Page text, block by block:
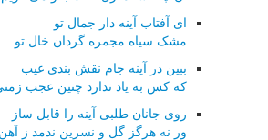
ای آفتاب آینه دار جمال تو
مشک سیاه مجمره گردان خال تو
ببین در آینه جام نقش بندی غیب
که کس به یاد ندارد چنین عجب
روی جانان طلبی آینه را قابل ساز
ور نه هرگز گل و نسرین ندمد ز